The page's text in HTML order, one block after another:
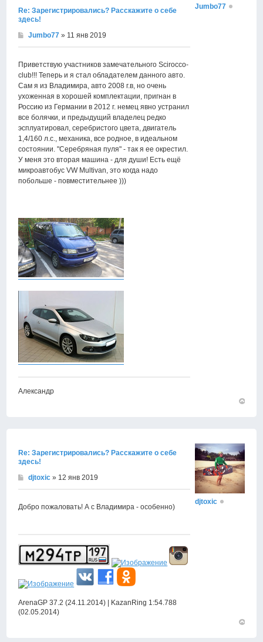
Re: Зарегистрировались? Расскажите о себе
здесь!
Jumbo77 » 11 янв 2019
Приветствую участников замечательного Scirocco-
club!!! Теперь и я стал обладателем данного авто.
Сам я из Владимира, авто 2008 г.в, но очень
ухоженная в хорошей комплектации, пригнан в
Россию из Германии в 2012 г. немец явно устранил
все болячки, и предыдущий владелец редко
эсплуатировал, серебристого цвета, двигатель
1,4/160 л.с., механика, все родное, в идеальном
состоянии. "Серебряная пуля" - так я ее окрестил.
У меня это вторая машина - для души! Есть ещё
микроавтобус VW Multivan, это когда надо
побольше - повместительнее )))
Александр
Jumbo77
Re: Зарегистрировались? Расскажите о себе
здесь!
djtoxic » 12 янв 2019
Добро пожаловать! А с Владимира - особенно)
ArenaGP 37.2 (24.11.2014) | KazanRing 1:54.788
(02.05.2014)
djtoxic